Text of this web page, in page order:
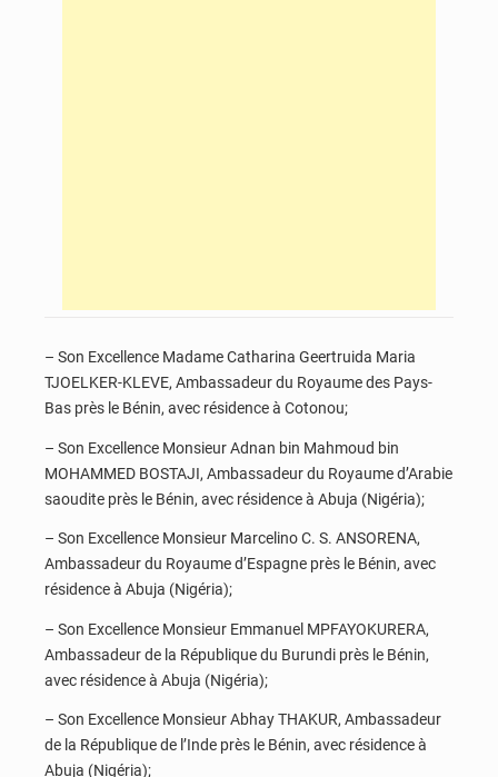
– Son Excellence Madame Catharina Geertruida Maria
TJOELKER-KLEVE, Ambassadeur du Royaume des Pays-
Bas près le Bénin, avec résidence à Cotonou;
– Son Excellence Monsieur Adnan bin Mahmoud bin
MOHAMMED BOSTAJI, Ambassadeur du Royaume d’Arabie
saoudite près le Bénin, avec résidence à Abuja (Nigéria);
– Son Excellence Monsieur Marcelino C. S. ANSORENA,
Ambassadeur du Royaume d’Espagne près le Bénin, avec
résidence à Abuja (Nigéria);
– Son Excellence Monsieur Emmanuel MPFAYOKURERA,
Ambassadeur de la République du Burundi près le Bénin,
avec résidence à Abuja (Nigéria);
– Son Excellence Monsieur Abhay THAKUR, Ambassadeur
de la République de l’Inde près le Bénin, avec résidence à
Abuja (Nigéria);